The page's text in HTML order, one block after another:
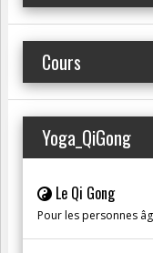
Cours
Yoga_QiGong
Le Qi Gong
Pour les personnes